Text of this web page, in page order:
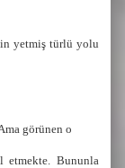
yetmiş türlü yolu
görünen o
Bununla